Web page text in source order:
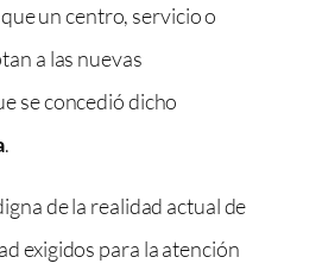
un centro, servicio o
a las nuevas
se concedió dicho
.
de la realidad actual de
exigidos para la atención